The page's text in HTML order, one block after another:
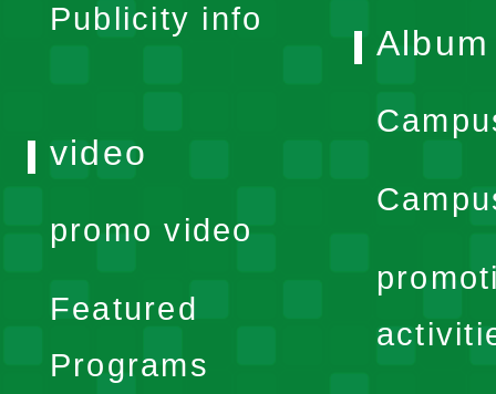
Publicity info
Album
video
promo video
Featured
Programs